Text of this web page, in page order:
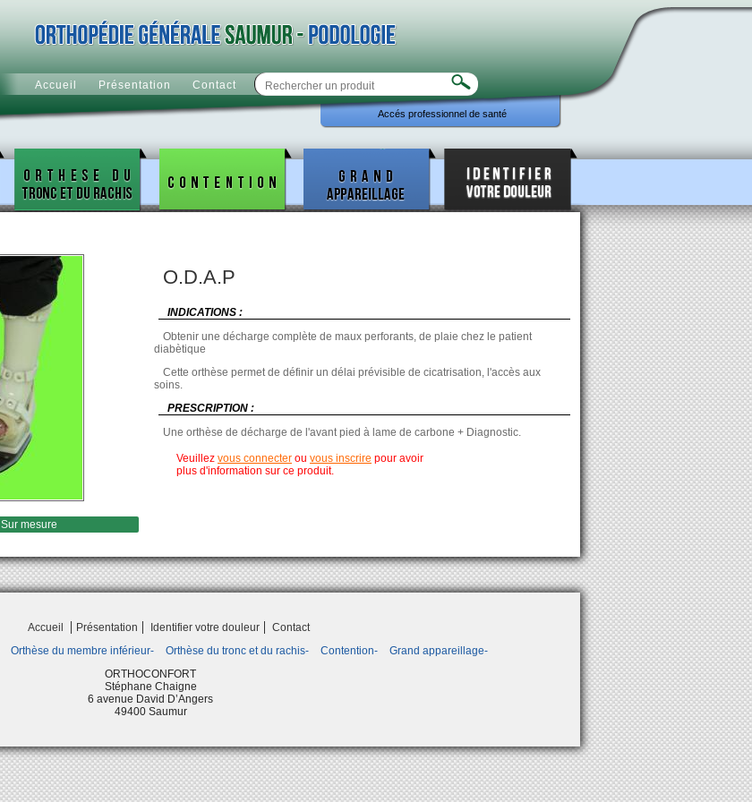
Accueil Présentation Contact
Accés professionnel de santé
Sur mesure
O.D.A.P
INDICATIONS :
Obtenir une décharge complète de maux perforants, de plaie chez le patient
diabètique
Cette orthèse permet de définir un délai prévisible de cicatrisation, l'accès aux
soins.
PRESCRIPTION :
Une orthèse de décharge de l'avant pied à lame de carbone + Diagnostic.
Veuillez vous connecter ou vous inscrire pour avoir
plus d'information sur ce produit.
Accueil Présentation Identifier votre douleur
Contact
Orthèse du membre inférieur Orthèse du tronc et du rachis Contention
Grand appareillage
ORTHOCONFORT
Stéphane Chaigne
6 avenue David D’Angers
49400 Saumur